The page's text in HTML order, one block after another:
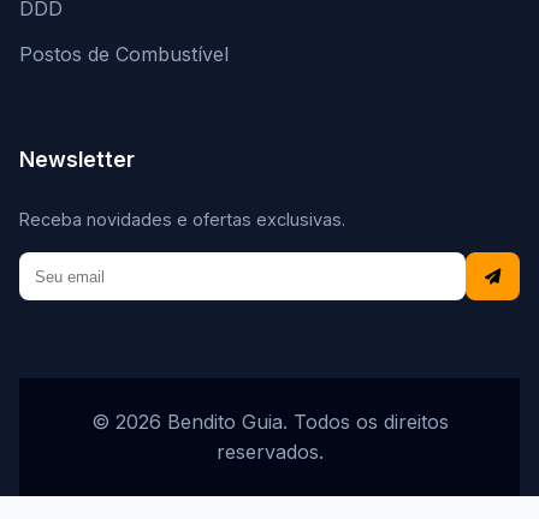
DDD
Postos de Combustível
Newsletter
Receba novidades e ofertas exclusivas.
© 2026 Bendito Guia. Todos os direitos
reservados.